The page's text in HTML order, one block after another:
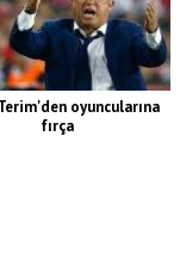
oyuncularına
fırça